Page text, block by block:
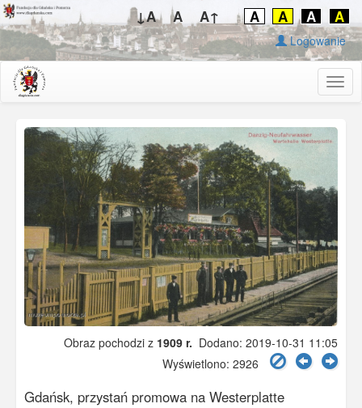
↓A A A↑ A A A A
Logowanie
Obraz pochodzi z 1909 r. Dodano: 2019-10-31 11:05
Wyświetlono: 2926
Gdańsk, przystań promowa na Westerplatte